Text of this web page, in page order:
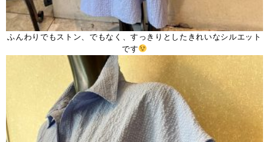
ふんわりでもストン、でもなく、すっきりとしたきれいなシルエット
です